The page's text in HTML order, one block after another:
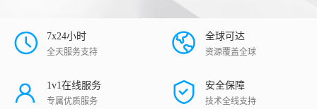
7x24小时
全天服务支持
全球可达
资源覆盖全球
1v1在线服务
专属优质服务
安全保障
技术全线支持